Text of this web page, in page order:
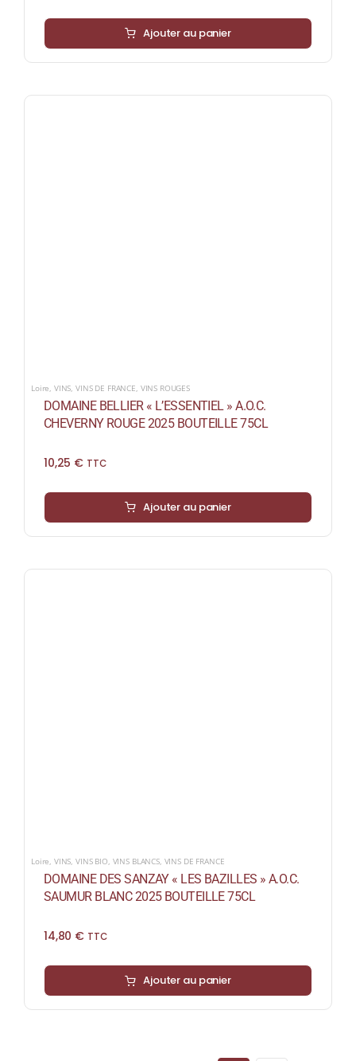
Ajouter au panier
Loire VINS ,VINS DE FRANCE VINS ROUGES
DOMAINE BELLIER « L’ESSENTIEL » A.O.C.
CHEVERNY ROUGE 2025 BOUTEILLE 75CL
10,25 € TTC
Ajouter au panier
Loire, VINS,VINS BIO, VINS BLANCS, VINS DE FRANCE
DOMAINE DES SANZAY « LES BAZILLES » A.O.C.
SAUMUR BLANC 2025 BOUTEILLE 75CL
14,80 € TTC
Ajouter au panier